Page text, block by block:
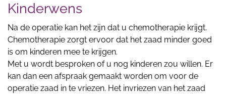
Kinderwens
Na de operatie kan het zijn dat u chemotherapie krijgt.
Chemotherapie zorgt ervoor dat het zaad minder goed
is om kinderen mee te krijgen.
Met u wordt besproken of u nog kinderen zou willen. Er
kan dan een afspraak gemaakt worden om voor de
operatie zaad in te vriezen. Het invriezen van het zaad